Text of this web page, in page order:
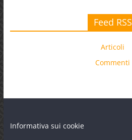
Feed RSS
Articoli
Commenti
Informativa sui cookie